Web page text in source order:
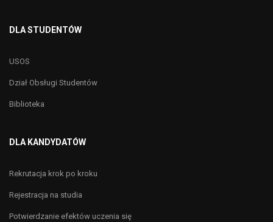
DLA STUDENTÓW
USOS
Dział Obsługi Studentów
Biblioteka
DLA KANDYDATÓW
Rekrutacja krok po kroku
Rejestracja na studia
Potwierdzanie efektów uczenia się